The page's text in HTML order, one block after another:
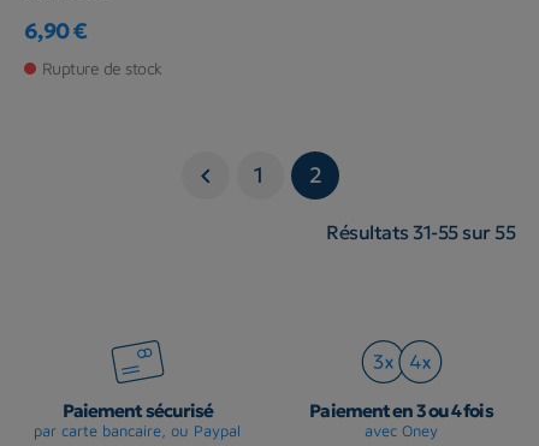
Prix
6,90 €
Rupture de stock
 1 2
Résultats 31-55 sur 55
Paiement sécurisé
par carte bancaire, ou Paypal
Paiement en 3 ou 4 fois
avec Oney